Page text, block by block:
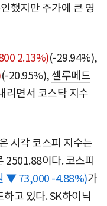
했지만 주가에 큰 영
2.13%)(-29.94%),
(-20.95%), 셀루메드
리면서 코스닥 지수
시각 코스피 지수는
이다. 코스피
▼ 73,000 -4.88%)가
고 있다. SK하이닉